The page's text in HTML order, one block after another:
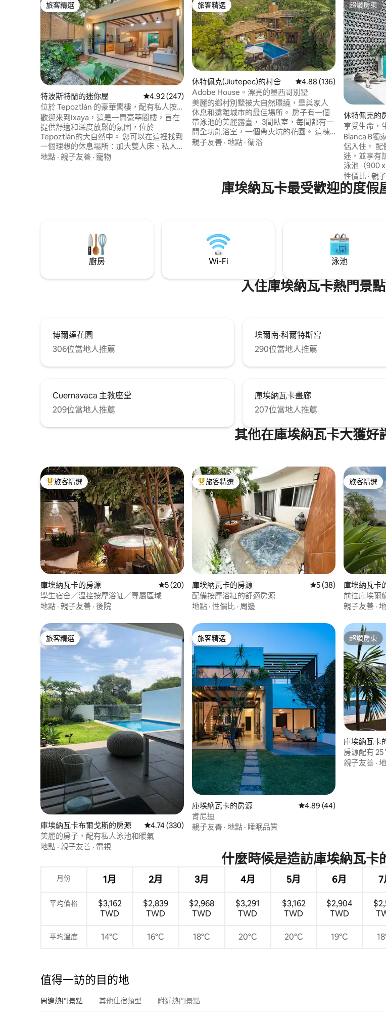
旅客精選
旅客精選
特波斯特蘭的迷你屋 從 247 則評價中獲得 4.92 的平均評分（滿分 5 分）
4.92 (247)
位於 Tepoztlán 的豪華閣樓，配有私人按
摩浴缸
歡迎來到Ixaya，這是一間豪華閣樓，旨在
提供舒適和深度放鬆的氛圍，位於
Tepoztlán的大自然中。 您可以在這裡找到
一個理想的休息場所：加大雙人床、私人
溫水按摩浴缸（額外費用）、設備齊全的
地點 · 親子友善 · 寵物
旅客精選
旅客精選
休特佩克(Jiutepec)的村舍 從 136 則評價中獲得 4.88
4.88 (136)
Adobe House。漂亮的墨西哥別墅
美麗的鄉村別墅被大自然環繞，是與家人
休息和遠離城市的最佳場所。 房子有一個
帶泳池的美麗露臺， 3間臥室，每間都有一
間全功能浴室，一個帶火坑的花園。 這棟
房子包括高速網路（ 200 mbps ） ，非常
親子友善 · 地點 · 衛浴
超讚房東
超讚房東
休特佩克的
享受生命，
Blanca B獨
侶入住。 配
迷，並享有
泳池（900
水）、日落
水）、電梯
區、室內花
性價比 · 親
庫埃納瓦卡最受歡迎的度假
廚房 Wi-Fi 泳池
入住庫埃納瓦卡熱門景
博爾達花園
306位當地人推薦
埃爾南·科爾特斯宮
290位當地人推薦
Cuernavaca 主教座堂
209位當地人推薦
庫埃納瓦卡畫廊
207位當地人推薦
其他在庫埃納瓦卡大獲好
旅客精選榜首
旅客精選
庫埃納瓦卡的房源 從 20 則評價中獲得 5 的平均評分（滿分 5 分）
5 (20)
學生宿舍／溫控按摩浴缸／專屬區域
地點 · 親子友善 · 後院
旅客精選榜首
旅客精選
庫埃納瓦卡的房源 從 38 則評價中獲得 5
5 (38)
配備按摩浴缸的舒適房源
地點 · 性價比 · 周邊
旅客精選
旅客精選
庫埃納瓦卡
前往庫埃爾
親子友善 ·
旅客精選
旅客精選
庫埃納瓦卡布爾戈斯的房源 從 330 則評價中獲得 4.74 的平均評分（滿分 5 分）
4.74 (330)
美麗的房子，配有私人泳池和暖氣
地點 · 親子友善 · 電視
旅客精選
旅客精選
庫埃納瓦卡的房源 從 44 則評價中獲得 4.89
4.89 (44)
肯尼迪
親子友善 · 地點 · 睡眠品質
超讚房東
超讚房東
庫埃納瓦卡
房源配有 25
施
親子友善 ·
什麼時候是造訪庫埃納瓦卡
月份 1月 2月 3月 4月 5月 6月 7
平均價格
$3,162
TWD
$2,839
TWD
$2,968
TWD
$3,291
TWD
$3,162
TWD
$2,904
TWD
平均溫度 14°C 16°C 18°C 20°C 20°C 19°C
值得一訪的目的地
周邊熱門景點 其他住宿類型 附近熱門景點